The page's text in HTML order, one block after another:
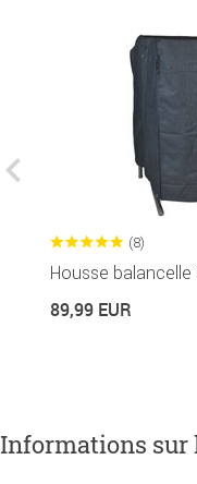
(8)
Housse
89,99 EUR
Informations sur